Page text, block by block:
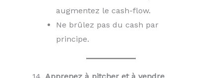
augmentez le cash-flow.
Ne brûlez pas du cash par
principe.
14. Apprenez à pitcher et à vendre